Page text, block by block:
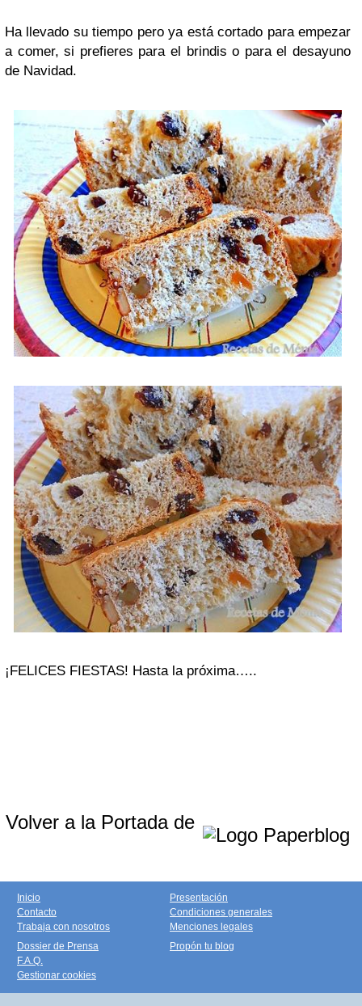
Ha llevado su tiempo pero ya está cortado para empezar
a comer, si prefieres para el brindis o para el desayuno
de Navidad.
¡FELICES FIESTAS! Hasta la próxima…..
Volver a la Portada de
Inicio
Contacto
Trabaja con nosotros
Presentación
Condiciones generales
Menciones legales
Dossier de Prensa
F.A.Q.
Gestionar cookies
Propón tu blog